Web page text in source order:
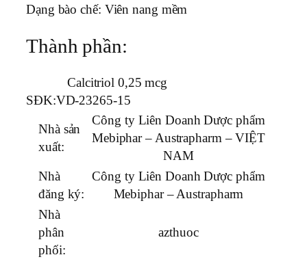
Dạng bào chế: Viên nang mềm
Thành phần:
Calcitriol 0,25 mcg
SĐK:VD-23265-15
Nhà sản
xuất:
Công ty Liên Doanh Dược phẩm
Mebiphar – Austrapharm – VIỆT
NAM
Nhà
đăng ký:
Công ty Liên Doanh Dược phẩm
Mebiphar – Austrapharm
Nhà
phân
phối:
azthuoc